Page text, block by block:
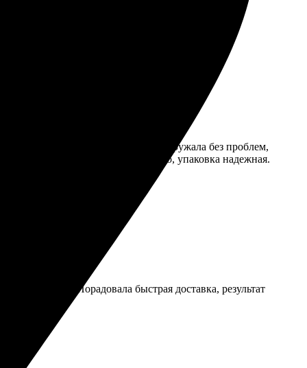
помогли ему оживить. Очень порадовала
результатом.
ничего лишнего. Картинку загружала без проблем,
Получила заказ довольно быстро, упаковка надежная.
снимок. Порадовала быстрая доставка, результат